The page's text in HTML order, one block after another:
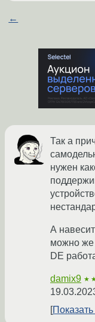
←
Так а
нужен
А
можно же
DE
damix9